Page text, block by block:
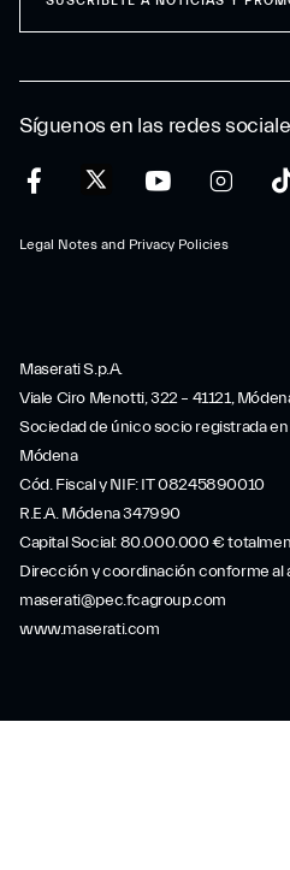
Síguenos en las redes
Legal Notes and Privacy Policies
Maserati S.p.A.
Viale Ciro Menotti, 322 – 41121,
Sociedad de único socio registrada
Módena
Cód. Fiscal y NIF: IT 08245890010
R.E.A. Módena 347990
Capital Social: 80.000.000 €
Dirección y coordinación conforme al
maserati@pec.fcagroup.com
www.maserati.com